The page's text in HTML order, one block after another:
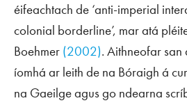
éifeachtach de ‘anti-imperial
colonial borderline’, mar atá
Boehmer (2002). Aithneofar
íomhá ar leith de na Bóraigh á
na Gaeilge agus go ndearna